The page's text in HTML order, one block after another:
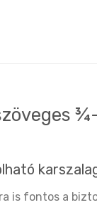
is fontos a